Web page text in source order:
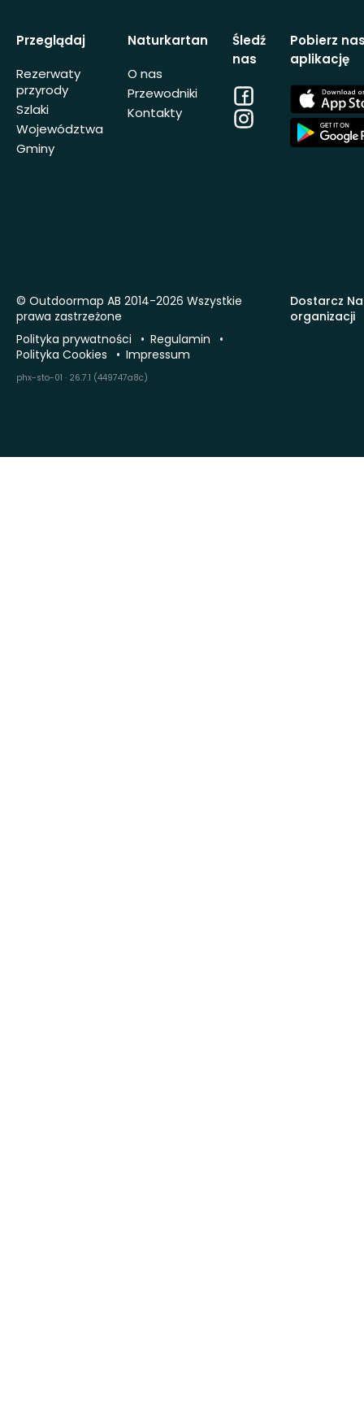
Przeglądaj
Rezerwaty
przyrody
Szlaki
Województwa
Gminy
Naturkartan
O nas
Przewodniki
Kontakty
Śledź
nas
Facebook
Instagram
Pobierz
aplikację
App
Store
App
Store
Dostarcz
organizacji
© Outdoormap AB 2014-2026 Wszystkie
prawa zastrzeżone
Polityka prywatności
Regulamin
Polityka Cookies
Impressum
phx-sto-01 · 26.7.1 (449747a8c)